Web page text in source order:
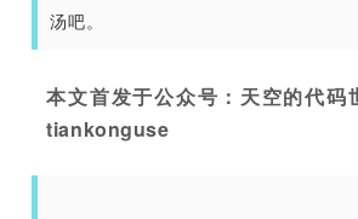
汤吧。
本文首发于公众号：天空的代码
tiankonguse